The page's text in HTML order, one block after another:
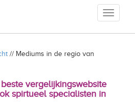
Toggle
// Mediums in de regio van
vergelijkingswebsite
spirtueel specialisten in